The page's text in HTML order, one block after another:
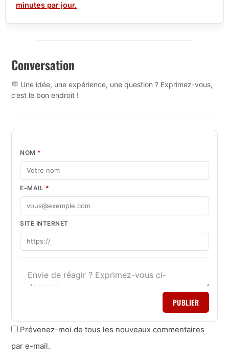
minutes par jour.
Conversation
💬 Une idée, une expérience, une question ? Exprimez-vous,
c’est le bon endroit !
NOM *
E-MAIL *
SITE INTERNET
PUBLIER
Prévenez-moi de tous les nouveaux commentaires
par e-mail.